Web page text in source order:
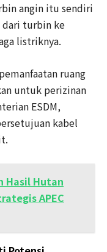
angin itu sendiri
dari turbin ke
listriknya.
ruang
untuk perizinan
ESDM,
kabel
Hasil Hutan
APEC